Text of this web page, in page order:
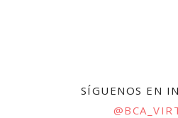
SÍGUENOS EN